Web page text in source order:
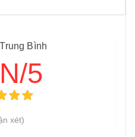
Bình
5
xét)